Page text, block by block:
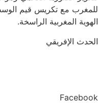
للمغرب مع تكريس قيم
الهوية المغربية الراسخة.
الحدث الإفريقي
Facebook